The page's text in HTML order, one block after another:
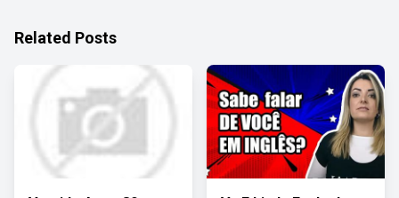
Related Posts